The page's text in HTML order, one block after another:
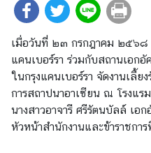
รั
บ
บ
ริ
ก
า
ร
●
เมื่อวันที่ ๒๓ กรกฎาคม ๒๕๖๘
แคนเบอร์รา ร่วมกับสถานเอก
ในกรุงแคนเบอร์รา จัดงานเลี้
การสถาปนาอาเซียน ณ โรงแร
นางสาวอาจารี ศรีรัตนบัลล์ เอ
หัวหน้าสำนักงานและข้าราชกา